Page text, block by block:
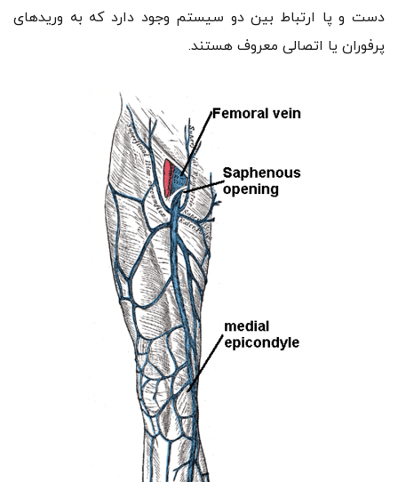
دست و پا ارتباط بین دو سیستم وجود دارد که به وریدهای
پرفوران یا اتصالی معروف هستند.